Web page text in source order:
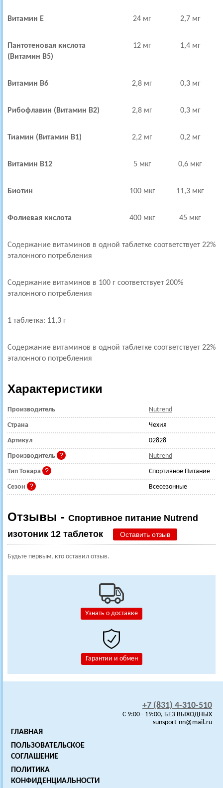
Узнать о доставке
Гарантии и обмен
Витамин Е 24 мг 2,7 мг
Пантотеновая кислота
(Витамин В5)
12 мг 1,4 мг
Витамин В6 2,8 мг 0,3 мг
Рибофлавин (Витамин В2) 2,8 мг 0,3 мг
Тиамин (Витамин В1) 2,2 мг 0,2 мг
Витамин В12 5 мкг 0,6 мкг
Биотин 100 мкг 11,3 мкг
Фолиевая кислота 400 мкг 45 мкг
Содержание витаминов в одной таблетке соответствует 22%
эталонного потребления
Содержание витаминов в 100 г соответствует 200%
эталонного потребления
1 таблетка: 11,3 г
Содержание витаминов в одной таблетке соответствует 22%
эталонного потребления
Характеристики
Производитель Nutrend
Страна Чехия
Артикул 02828
Производитель Nutrend
Тип Товара Спортивное Питание
Сезон Всесезонные
Отзывы - Спортивное питание Nutrend
изотоник 12 таблеток
Оставить отзыв
Будьте первым, кто оставил отзыв.
+7 (831) 4-310-510
C 9:00 - 19:00, БЕЗ ВЫХОДНЫХ
sunsport-nn@mail.ru
ГЛАВНАЯ
ПОЛЬЗОВАТЕЛЬСКОЕ
СОГЛАШЕНИЕ
ПОЛИТИКА
КОНФИДЕНЦИАЛЬНОСТИ